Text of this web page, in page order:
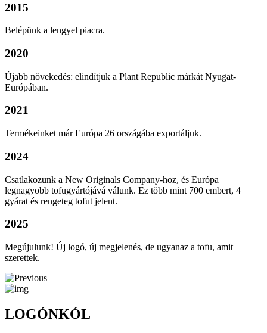
2015
Belépünk a lengyel piacra.
2020
Újabb növekedés: elindítjuk a Plant Republic márkát Nyugat-
Európában.
2021
Termékeinket már Európa 26 országába exportáljuk.
2024
Csatlakozunk a New Originals Company-hoz, és Európa
legnagyobb tofugyártójává válunk. Ez több mint 700 embert, 4
gyárat és rengeteg tofut jelent.
2025
Megújulunk! Új logó, új megjelenés, de ugyanaz a tofu, amit
szerettek.
LOGÓNKÓL